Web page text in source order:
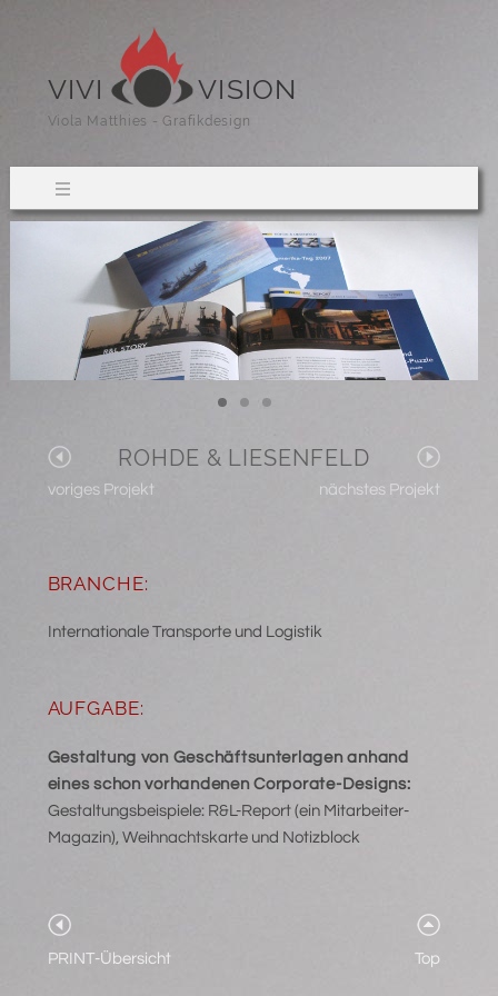
VIVI VISION
Viola Matthies - Grafikdesign
ROHDE & LIESENFELD
voriges Projekt nächstes Projekt
BRANCHE:
Internationale Transporte und Logistik
AUFGABE:
Gestaltung von Geschäftsunterlagen anhand
eines schon vorhandenen Corporate-Designs:
Gestaltungsbeispiele: R&L-Report (ein Mitarbeiter-
Magazin), Weihnachtskarte und Notizblock
PRINT-Übersicht Top